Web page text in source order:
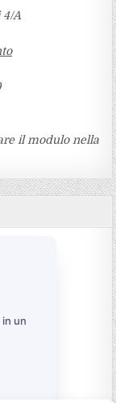
4/A
il modulo nella
un